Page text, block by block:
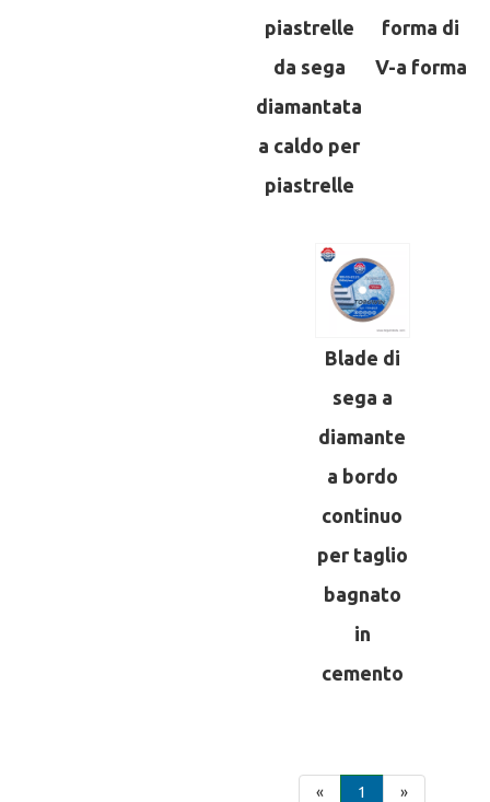
piastrelle
da sega
diamantata
a caldo per
piastrelle
forma di
V-a forma
Blade di
sega a
diamante
a bordo
continuo
per taglio
bagnato
in
cemento
« 1 »